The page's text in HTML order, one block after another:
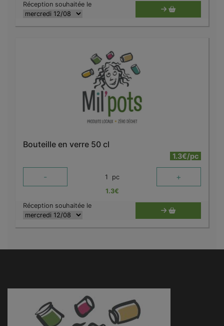
Réception souhaitée le
Bouteille en verre 50 cl
1.3€/pc
- 1 pc +
1.3€
Réception souhaitée le